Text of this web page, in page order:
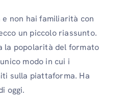
non hai familiarità con
un piccolo riassunto.
la popolarità del formato
modo in cui i
sulla piattaforma. Ha
oggi.